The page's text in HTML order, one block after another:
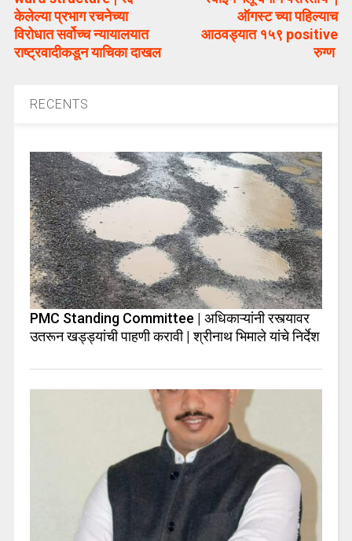
केलेल्या प्रभाग रचनेच्या
विरोधात सर्वोच्च न्यायालयात
राष्ट्रवादीकडून याचिका दाखल
ऑगस्ट च्या पहिल्याच
आठवड्यात १५९ positive
रुग्ण
RECENTS
PMC Standing Committee | अधिकाऱ्यांनी रस्त्यावर
उतरून खड्ड्यांची पाहणी करावी | श्रीनाथ भिमाले यांचे निर्देश